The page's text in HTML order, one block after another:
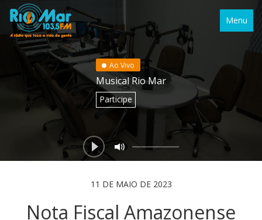
Menu
Ao Vivo
Musical Rio Mar
Participe
11 DE MAIO DE 2023
Nota Fiscal Amazonense